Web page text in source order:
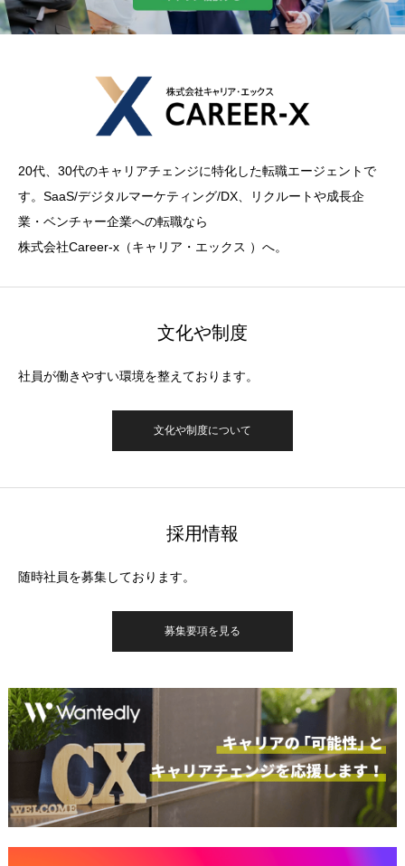
20代、30代のキャリアチェンジに特化した転職エージェントで
す。SaaS/デジタルマーケティング/DX、リクルートや成長企
業・ベンチャー企業への転職なら
株式会社Career-x（キャリア・エックス ）へ。
文化や制度
社員が働きやすい環境を整えております。
文化や制度について
採用情報
随時社員を募集しております。
募集要項を見る